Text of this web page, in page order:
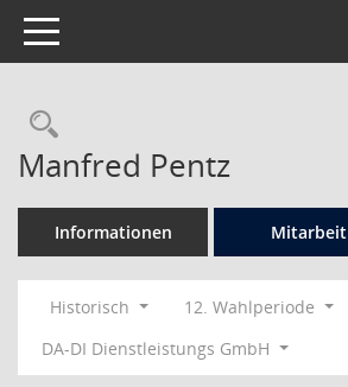
Toggle navigation
Rechercheauswahl
Manfred Pentz
Informationen Mitarbeit
Historisch
12. Wahlperiode
DA-DI Dienstleistungs GmbH